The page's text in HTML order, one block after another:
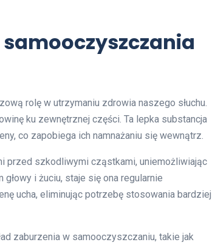
rolę w utrzymaniu zdrowia naszego słuchu.
ku zewnętrznej części. Ta lepka substancja
co zapobiega ich namnażaniu się wewnątrz.
przed szkodliwymi cząstkami, uniemożliwiając
i żuciu, staje się ona regularnie
ucha, eliminując potrzebę stosowania bardziej
zaburzenia w samooczyszczaniu, takie jak